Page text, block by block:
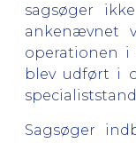
sagsøger
ankenævnet
operationen i
blev udført i
Sagsøger